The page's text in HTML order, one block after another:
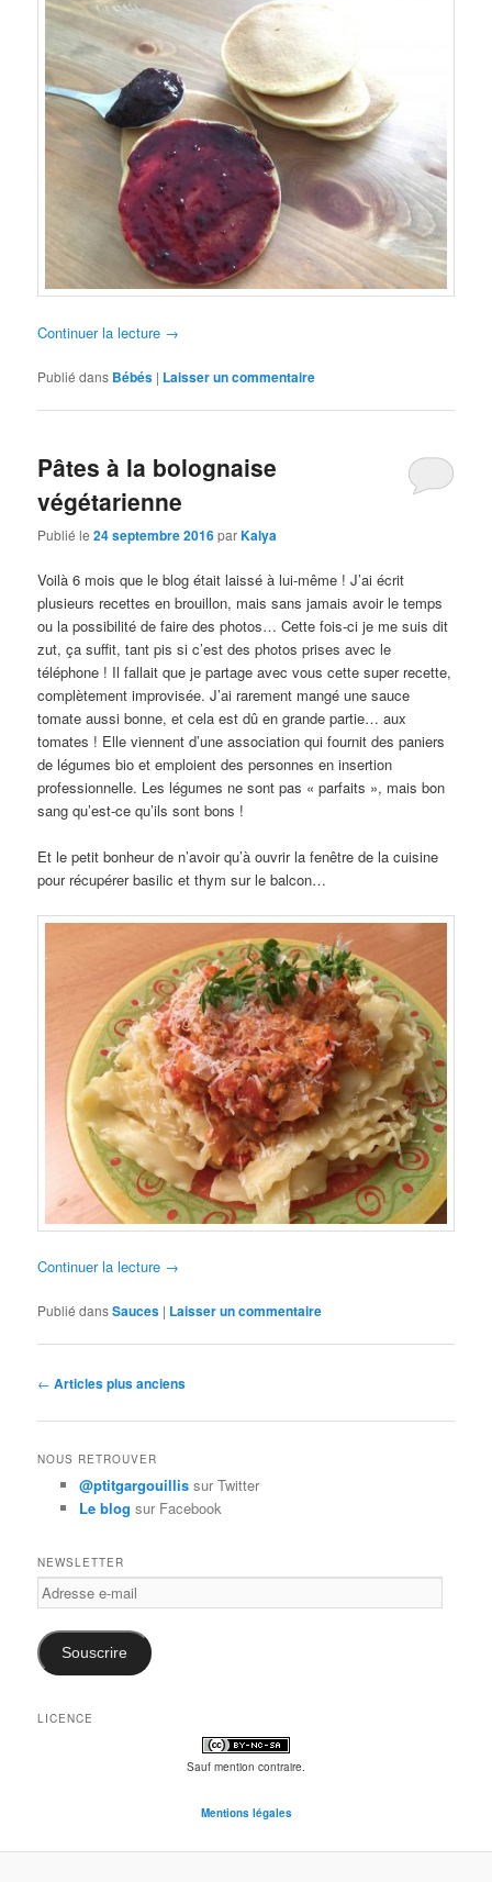
Continuer la lecture →
Publié dans Bébés | Laisser un commentaire
Pâtes à la bolognaise
végétarienne
Publié le24 septembre 2016parKalya
Voilà 6 mois que le blog était laissé à lui-même ! J’ai écrit
plusieurs recettes en brouillon, mais sans jamais avoir le temps
ou la possibilité de faire des photos… Cette fois-ci je me suis dit
zut, ça suffit, tant pis si c’est des photos prises avec le
téléphone ! Il fallait que je partage avec vous cette super recette,
complètement improvisée. J’ai rarement mangé une sauce
tomate aussi bonne, et cela est dû en grande partie… aux
tomates ! Elle viennent d’une association qui fournit des paniers
de légumes bio et emploient des personnes en insertion
professionnelle. Les légumes ne sont pas « parfaits », mais bon
sang qu’est-ce qu’ils sont bons !
Et le petit bonheur de n’avoir qu’à ouvrir la fenêtre de la cuisine
pour récupérer basilic et thym sur le balcon…
Continuer la lecture →
Publié dansSauces | Laisser un commentaire
Navigation
articles
← Articles plus anciens
NOUS RETROUVER
@ptitgargouillissur Twitter
Le blog sur Facebook
NEWSLETTER
Adresse
e-
mail
Souscrire
LICENCE
Sauf mention contraire.
Mentions légales